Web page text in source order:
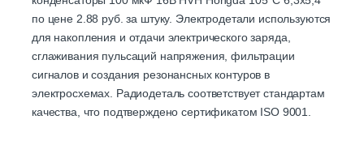
по цене 2.88 руб. за штуку. Электродетали используются
для накопления и отдачи электрического заряда,
сглаживания пульсаций напряжения, фильтрации
сигналов и создания резонансных контуров в
электросхемах. Радиодеталь соответствует стандартам
качества, что подтверждено сертификатом ISO 9001.